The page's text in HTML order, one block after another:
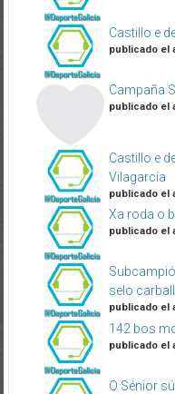
Castillo e
publicado el
Campaña
publicado el
Castillo e
Vilagarcía
publicado el
Xa roda o
publicado el
selo
publicado el
142 bos
publicado el
O Sénior